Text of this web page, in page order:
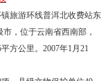
旅游环线普洱北收费站东
，位于云南省西南部，
方公里。2007年1月21